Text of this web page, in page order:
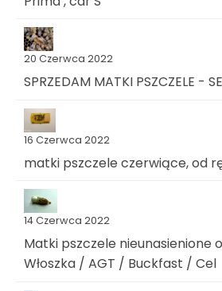
20 Czerwca 2022
SPRZEDAM MATKI PSZCZELE -
16 Czerwca 2022
matki pszczele czerwiące, od
14 Czerwca 2022
Matki pszczele nieunasienione
Włoszka / AGT / Buckfast / Cel